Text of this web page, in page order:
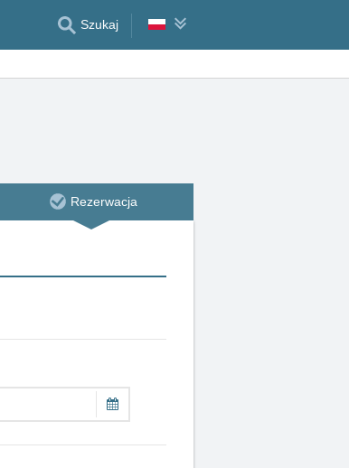
Szukaj
Rezerwacja